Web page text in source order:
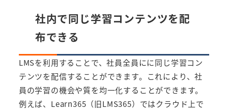
社内で同じ学習コンテンツを配
布できる
LMSを利用することで、社員全員にに同じ学習コン
テンツを配信することができます。これにより、社
員の学習の機会や質を均一化することができます。
例えば、 Learn365（旧LMS365） ではクラウド上で